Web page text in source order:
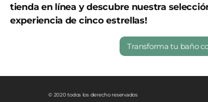
tienda en línea y descubre nuestra
experiencia de cinco estrellas!
Transforma tu baño
© 2020 todos los derecho reservados